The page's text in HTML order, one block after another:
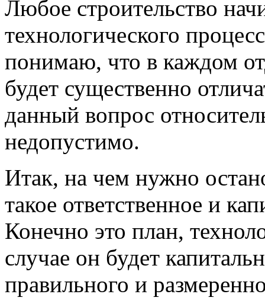
Любое строительство
технологического
понимаю, что в каждом
будет существенно
данный вопрос
недопустимо.
Итак, на чем нужно
такое ответственное и
Конечно это план,
случае он будет
правильного и